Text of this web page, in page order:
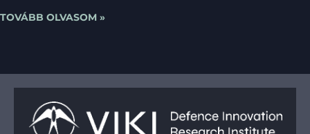
TOVÁBB OLVASOM »